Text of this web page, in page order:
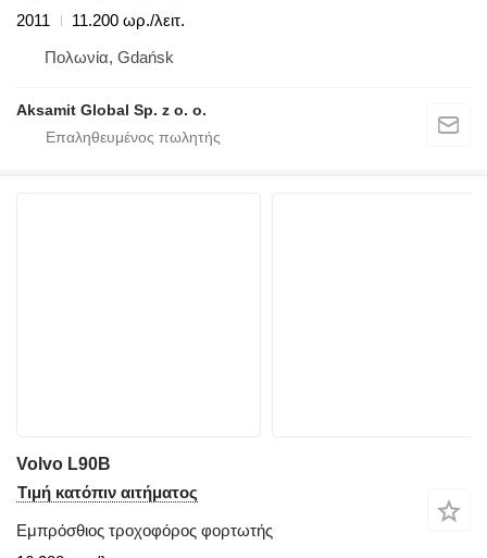
2011
11.200 ωρ./λειτ.
Πολωνία, Gdańsk
Aksamit Global Sp. z o. o.
Volvo L90B
Τιμή κατόπιν αιτήματος
Εμπρόσθιος τροχοφόρος φορτωτής